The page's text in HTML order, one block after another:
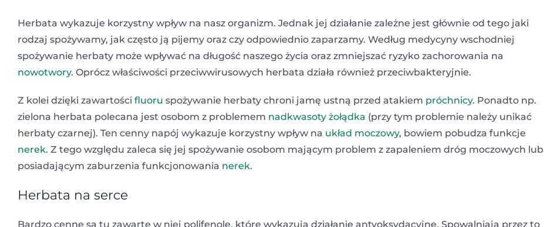
Herbata wykazuje korzystny wpływ na nasz organizm. Jednak jej działanie zależne jest głównie od tego jaki
rodzaj spożywamy, jak często ją pijemy oraz czy odpowiednio zaparzamy. Według medycyny wschodniej
spożywanie herbaty może wpływać na długość naszego życia oraz zmniejszać ryzyko zachorowania na
nowotwory. Oprócz właściwości przeciwwirusowych herbata działa również przeciwbakteryjnie.
Z kolei dzięki zawartości fluoru spożywanie herbaty chroni jamę ustną przed atakiem próchnicy. Ponadto np.
zielona herbata polecana jest osobom z problemem nadkwasoty żołądka (przy tym problemie należy unikać
herbaty czarnej). Ten cenny napój wykazuje korzystny wpływ na układ moczowy, bowiem pobudza funkcje
nerek. Z tego względu zaleca się jej spożywanie osobom mającym problem z zapaleniem dróg moczowych lub
posiadającym zaburzenia funkcjonowania nerek.
Herbata na serce
Bardzo cenne są tu zawarte w niej polifenole, które wykazują działanie antyoksydacyjne. Spowalniają przez to